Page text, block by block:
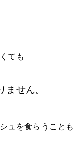
ても
せん。
ュを食らうことも